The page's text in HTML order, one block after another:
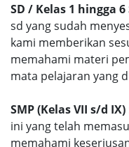
SD / Kelas 1 hingga 6
sd yang sudah
kami memberikan
memahami materi
mata pelajaran yang
SMP (Kelas VII s/d IX)
ini yang telah
memahami